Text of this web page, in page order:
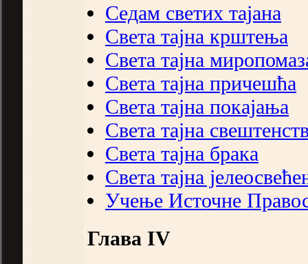
Седам светих тајана
Света тајна крштења
Света тајна
Света тајна причешћа
Света тајна покајања
Света тајна
Света тајна брака
Света тајна
Учење Источне
Глава IV